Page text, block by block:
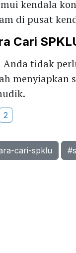
kendala
di pusat
Cari
Anda tidak
menyiapkan
2
cari-spklu